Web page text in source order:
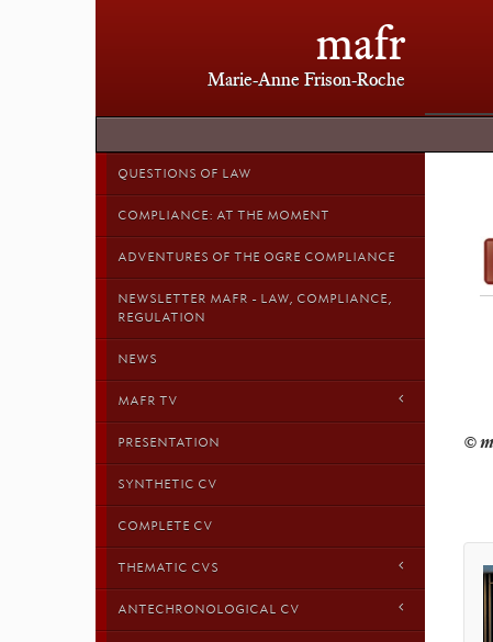
mafr
Marie-Anne Frison-Roche
QUESTIONS OF LAW
COMPLIANCE: AT THE MOMENT
ADVENTURES OF THE OGRE COMPLIANCE
NEWSLETTER MAFR - LAW, COMPLIANCE,
REGULATION
NEWS
MAFR TV
PRESENTATION
SYNTHETIC CV
COMPLETE CV
THEMATIC CVS
ANTECHRONOLOGICAL CV